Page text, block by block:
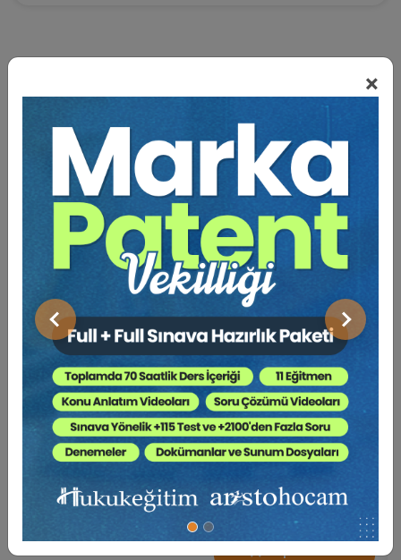
×
Önceki Sonraki
BENZER VIDEO EĞITIMLER
Video Eğitim Abonesi Ol: Sadece 5490 TL / Yıllık
Dr. Öğr. Üyesi Ramazan KORKMAZ
A'dan Z'ye Tebligat Hukuku (2 Video - Toplam 6
Saat)
1500 TL